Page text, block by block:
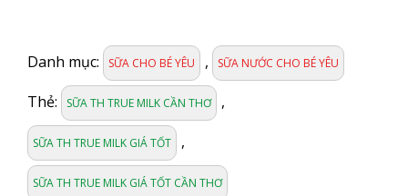
TRUE
ÍT
ĐƯỜNG
1L
số
lượng
Danh mục: SỮA CHO BÉ YÊU , SỮA NƯỚC CHO BÉ YÊU
Thẻ: SỮA TH TRUE MILK CẦN THƠ ,
SỮA TH TRUE MILK GIÁ TỐT ,
SỮA TH TRUE MILK GIÁ TỐT CẦN THƠ